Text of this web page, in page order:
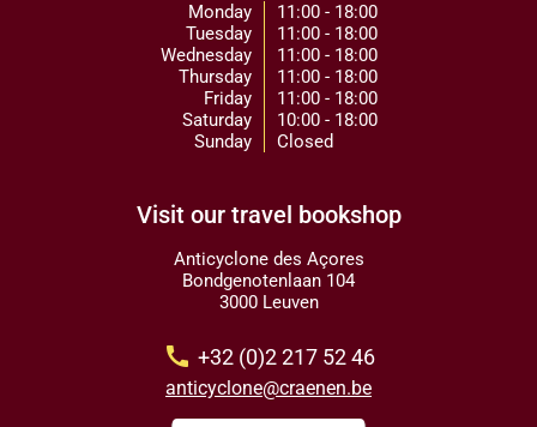
Monday
Tuesday
Wednesday
Thursday
Friday
Saturday
Sunday
11:00 - 18:00
11:00 - 18:00
11:00 - 18:00
11:00 - 18:00
11:00 - 18:00
10:00 - 18:00
Closed
Visit our travel bookshop
Anticyclone des Açores
Bondgenotenlaan 104
3000 Leuven
call +32 (0)2 217 52 46
anticyclone@craenen.be